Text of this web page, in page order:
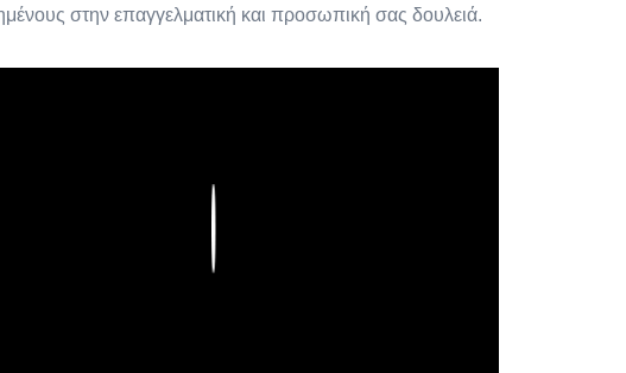
στην επαγγελματική και προσωπική σας δουλειά.